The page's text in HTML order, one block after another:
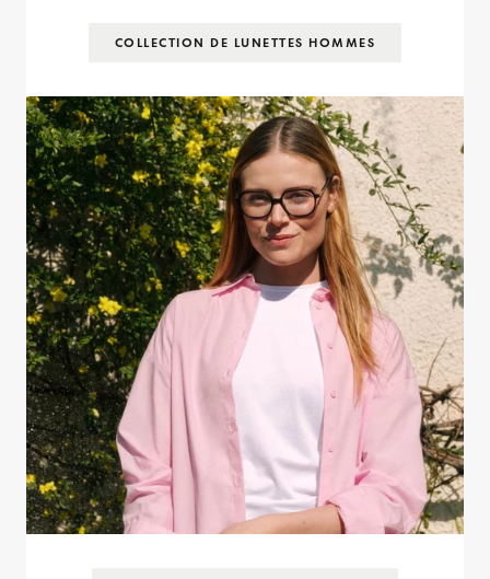
COLLECTION DE LUNETTES HOMMES